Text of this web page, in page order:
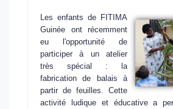
Les enfants de FITIMA
Guinée ont récemment
eu l'opportunité de
participer à un atelier
très spécial : la
fabrication de balais à
partir de feuilles. Cette
activité ludique et éducative a